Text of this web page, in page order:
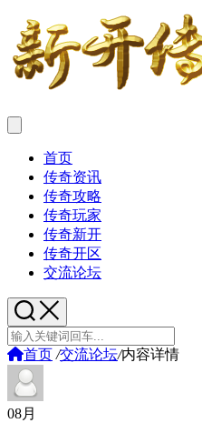
首页
传奇资讯
传奇攻略
传奇玩家
传奇新开
传奇开区
交流论坛
首页 /交流论坛/内容详情
08月